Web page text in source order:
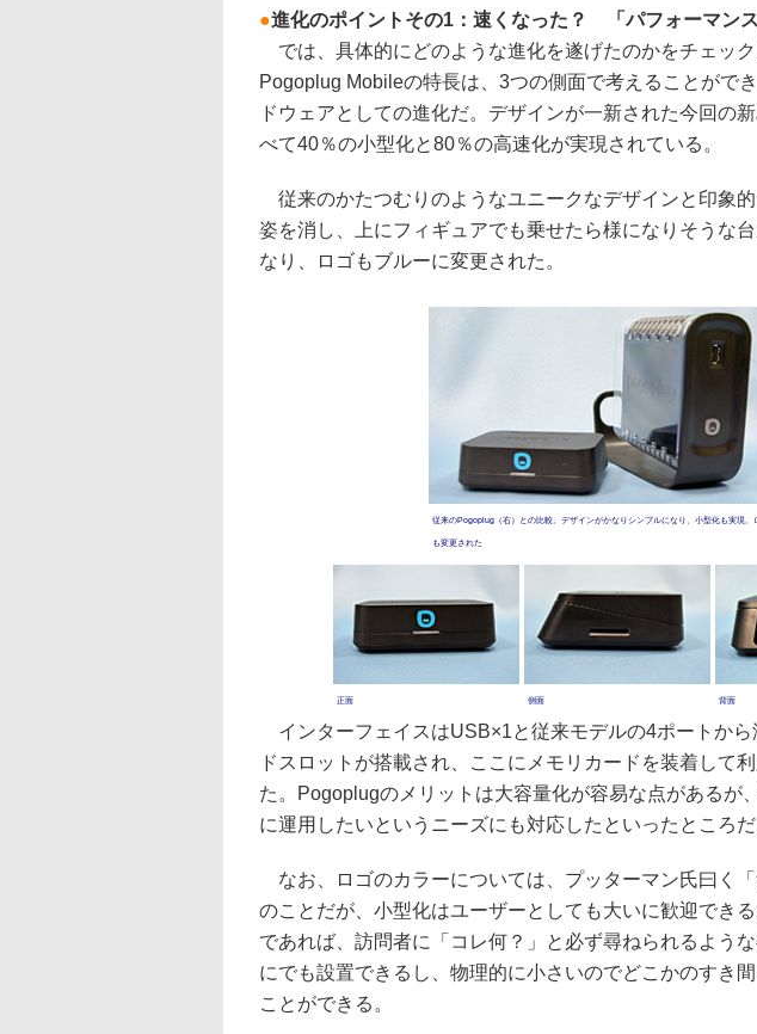
●進化のポイントその1：速くなった？ 「パフォーマンス
では、具体的にどのような進化を遂げたのかをチェッ
Pogoplug Mobileの特長は、3つの側面で考えることがで
ドウェアとしての進化だ。デザインが一新された今回の
べて40％の小型化と80％の高速化が実現されている。
従来のかたつむりのようなユニークなデザインと印象
姿を消し、上にフィギュアでも乗せたら様になりそうな
なり、ロゴもブルーに変更された。
従来のPogoplug（右）との比較。デザインがかなりシンプルになり、小型化も実現。
も変更された
正面 側面 背面
インターフェイスはUSB×1と従来モデルの4ポートか
ドスロットが搭載され、ここにメモリカードを装着して
た。Pogoplugのメリットは大容量化が容易な点があるが
に運用したいというニーズにも対応したといったところだ
なお、ロゴのカラーについては、プッターマン氏曰く
のことだが、小型化はユーザーとしても大いに歓迎でき
であれば、訪問者に「コレ何？」と必ず尋ねられるよう
にでも設置できるし、物理的に小さいのでどこかのすき
ことができる。